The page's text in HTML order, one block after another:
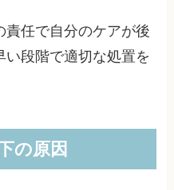
責任で自分のケアが後
い段階で適切な処置を
の原因